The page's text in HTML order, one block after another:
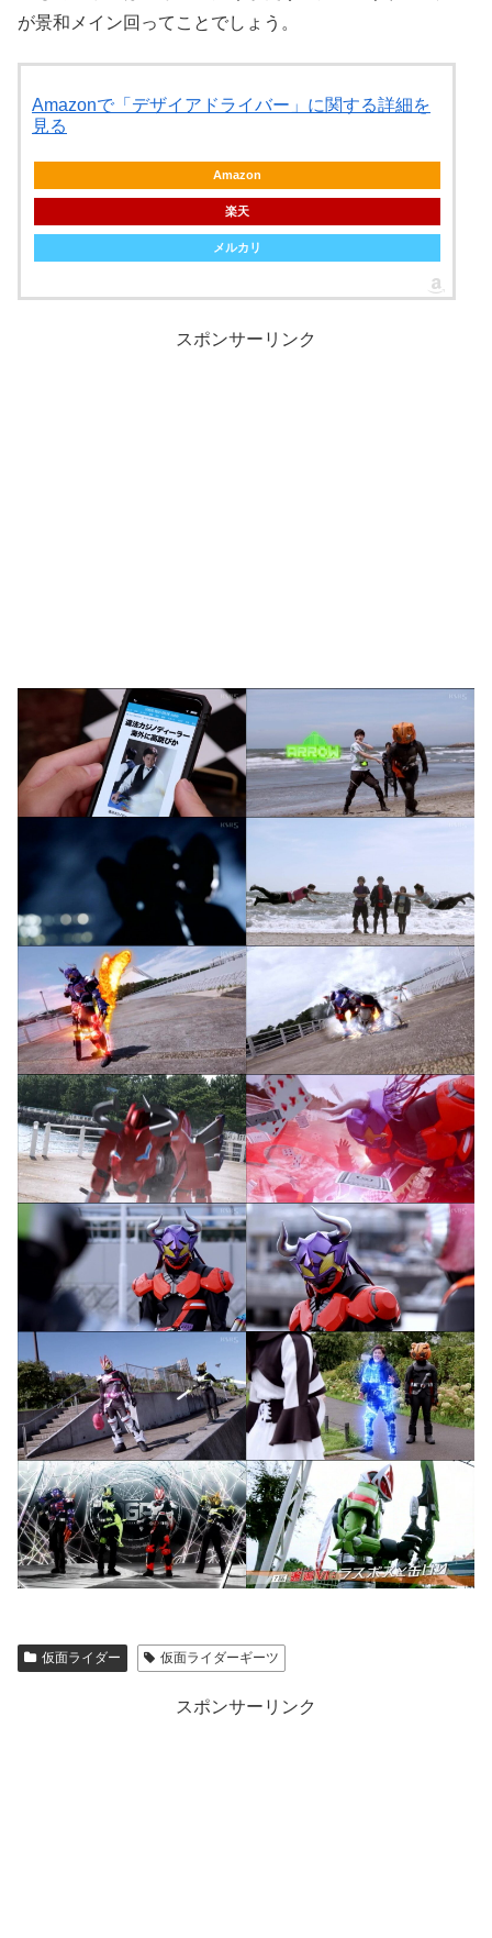
が景和メイン回ってことでしょう。
Amazonで「デザイアドライバー」に関する詳細を
見る
Amazon
楽天
メルカリ
スポンサーリンク
仮面ライダー 仮面ライダーギーツ
スポンサーリンク